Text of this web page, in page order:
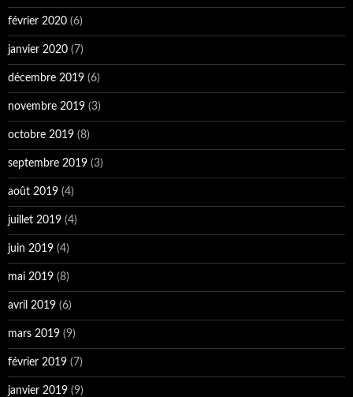
février 2020 (6)
janvier 2020 (7)
décembre 2019 (6)
novembre 2019 (3)
octobre 2019 (8)
septembre 2019 (3)
août 2019 (4)
juillet 2019 (4)
juin 2019 (4)
mai 2019 (8)
avril 2019 (6)
mars 2019 (9)
février 2019 (7)
janvier 2019 (9)